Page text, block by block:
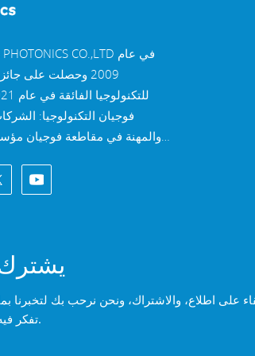
2009 وحصلت على
فوجيان التكنولوجيا:
والمهنة في مقاطعة فوجيان
الساحلية الجميلة الواقعة في
نظام الطلاء، ونظام التجميع،
والتصميم والتصنيع المكونات
عدسات التصوير البصري عالية
على اطلاع، والاشتراك، ونحن نرحب بك لتخبرنا
تفكر فيه.